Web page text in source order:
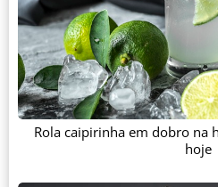
Rola caipirinha em dobro na
hoje